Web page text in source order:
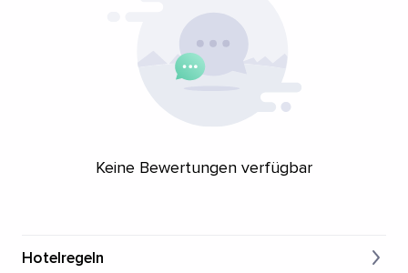
Keine Bewertungen verfügbar
Hotelregeln